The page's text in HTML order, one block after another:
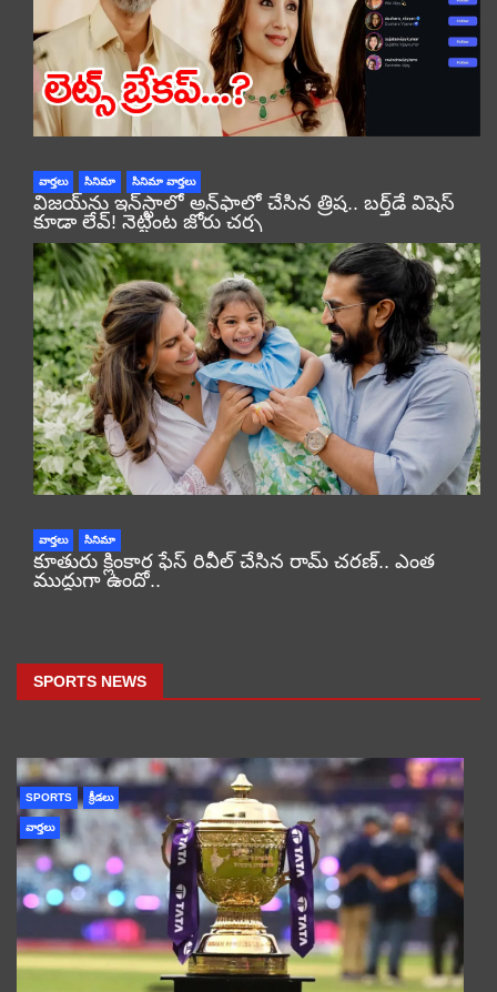
వార్తలు సినిమా సినిమా వార్తలు
విజయ్‌ను ఇన్‌స్టాలో అన్‌ఫాలో చేసిన త్రిష.. బర్త్‌డే విషెస్
కూడా లేవ్! నెట్టింట జోరు చర్చ
వార్తలు సినిమా
కూతురు క్లింకార ఫేస్ రివీల్ చేసిన రామ్ చరణ్.. ఎంత
ముద్దుగా ఉందో..
SPORTS NEWS
SPORTS క్రీడలు
వార్తలు